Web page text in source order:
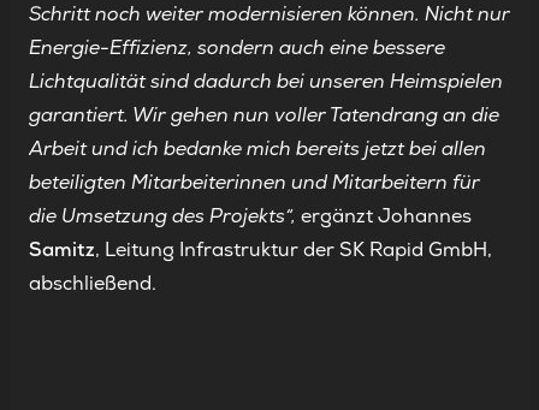
Schritt noch weiter modernisieren können. Nicht nur
Energie-Effizienz, sondern auch eine bessere
Lichtqualität sind dadurch bei unseren Heimspielen
garantiert. Wir gehen nun voller Tatendrang an die
Arbeit und ich bedanke mich bereits jetzt bei allen
beteiligten Mitarbeiterinnen und Mitarbeitern für
die Umsetzung des Projekts“, ergänzt Johannes
Samitz, Leitung Infrastruktur der SK Rapid GmbH,
abschließend.